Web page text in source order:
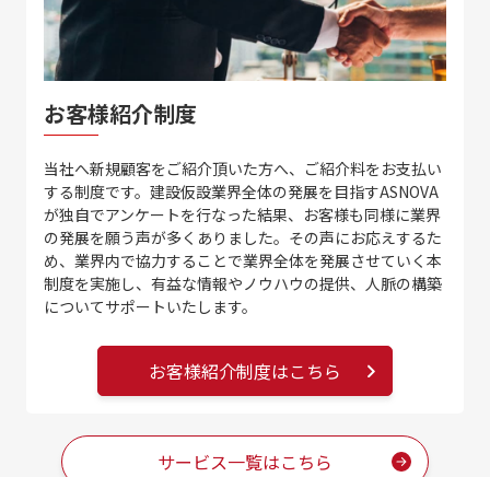
お客様紹介制度
当社へ新規顧客をご紹介頂いた方へ、ご紹介料をお支払い
する制度です。建設仮設業界全体の発展を目指すASNOVA
が独自でアンケートを行なった結果、お客様も同様に業界
の発展を願う声が多くありました。その声にお応えするた
め、業界内で協力することで業界全体を発展させていく本
制度を実施し、有益な情報やノウハウの提供、人脈の構築
についてサポートいたします。
お客様紹介制度はこちら
サービス一覧はこちら